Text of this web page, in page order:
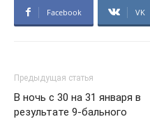
Facebook VK
Предыдущая статья
В ночь с 30 на 31 января в
результате 9-бального